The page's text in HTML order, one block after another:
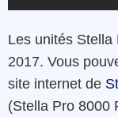
Les unités Stella
2017. Vous
site internet de
(Stella Pro 8000